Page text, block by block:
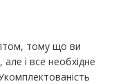
тому що ви
і все необхідне